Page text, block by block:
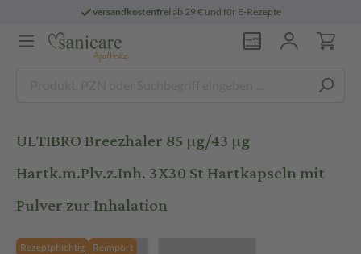
versandkostenfreiab 29 € und für E-Rezepte
ULTIBRO Breezhaler 85 µg/43 µg
Hartk.m.Plv.z.Inh. 3X30 St Hartkapseln mit
Pulver zur Inhalation
Rezeptpflichtig Reimport